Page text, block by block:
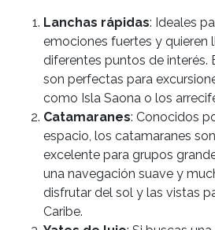
Lanchas rápidas: Ideales
emociones fuertes y quieren
diferentes puntos de interés.
son perfectas para
como Isla Saona o los
Catamaranes: Conocidos
espacio, los catamaranes
excelente para grupos
una navegación suave y
disfrutar del sol y las vistas
Caribe.